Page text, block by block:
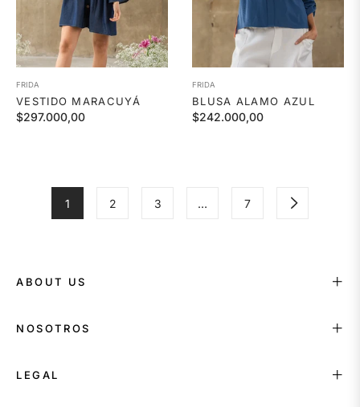
FRIDA
VESTIDO MARACUYÁ
Precio
$297.000,00
FRIDA
BLUSA ALAMO AZUL
Precio
$242.000,00
1 2 3 … 7
ABOUT US
NOSOTROS
LEGAL